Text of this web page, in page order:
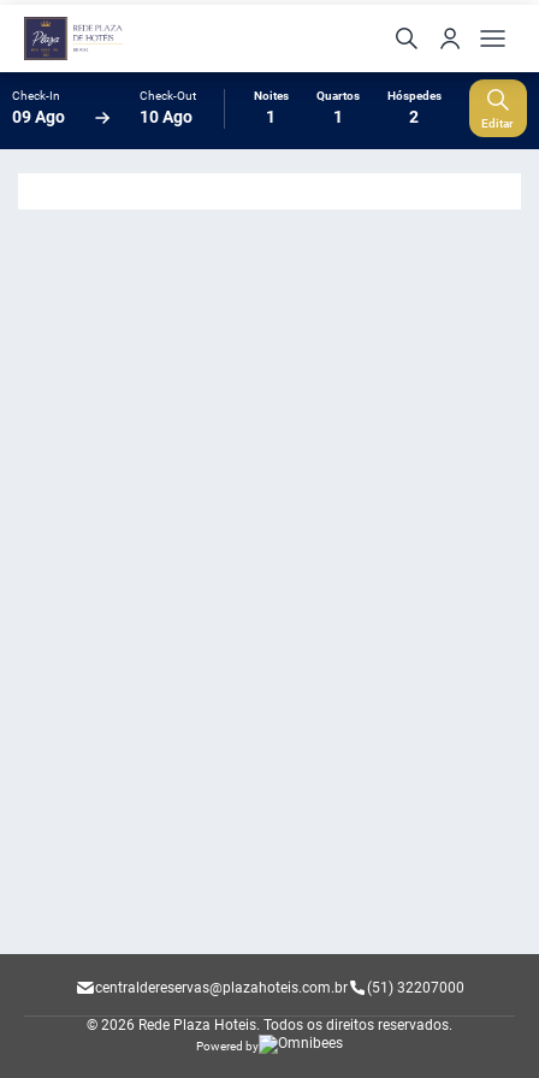
Check-In
09 Ago
Check-Out
10 Ago
Noites
1
Quartos
1
Hóspedes
2 Editar
centraldereservas@plazahoteis.com.br (51) 32207000
© 2026 Rede Plaza Hoteis. Todos os direitos reservados.
Powered by